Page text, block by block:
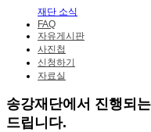
재단 소식
FAQ
자유게시판
사진첩
신청하기
자료실
송강재단에서 진행되
드립니다.